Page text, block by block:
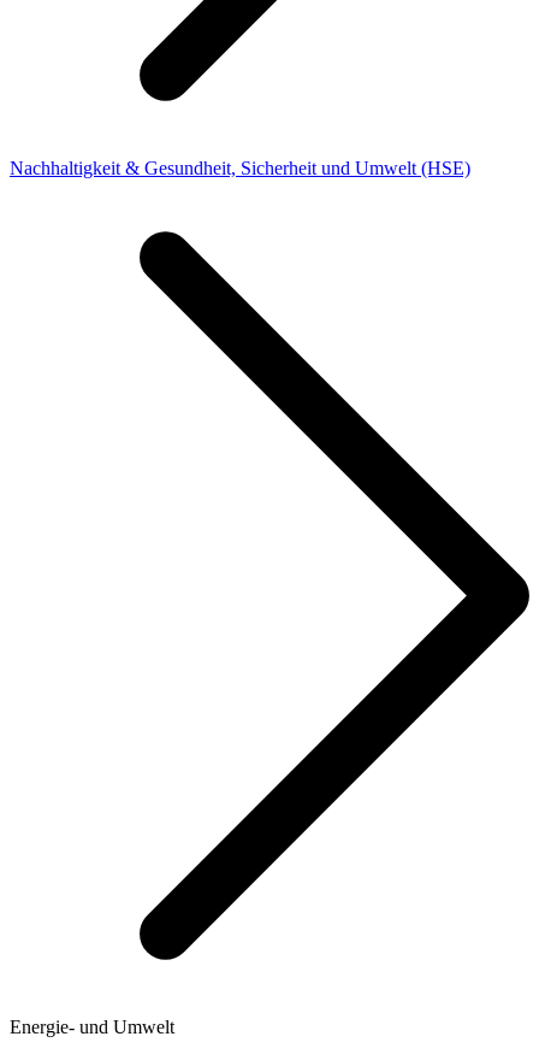
Nachhaltigkeit & Gesundheit, Sicherheit und Umwelt (HSE)
Energie- und Umwelt